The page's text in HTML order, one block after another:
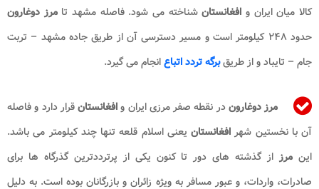
کالا میان ایران و افغانستانشناخته می شود. فاصله مشهد تامرز دوغارون
حدود ۲۴۸ کیلومتر است و مسیر دسترسی آن از طریق جاده مشهد – تربت
جام – تایباد و از طریقبرگه تردد اتباعانجام می گیرد.
مرز دوغاروندر نقطه صفر مرزی ایران وافغانستانقرار دارد و فاصله
آن با نخستین شهر افغانستان یعنی اسلام قلعه تنها چند کیلومتر می باشد.
این مرز از گذشته های دور تا کنون یکی از پرترددترین گذرگاه ها برای
صادرات، واردات، و عبور مسافر به ویژه زائران و بازرگانان بوده است. به دلیل